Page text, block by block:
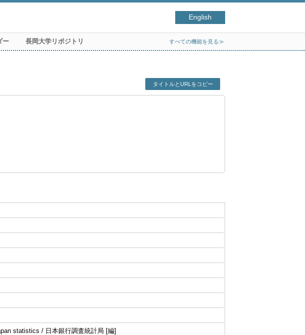
English
ー 長岡大学リポジトリ すべての機能を見る≫
タイトルとURLをコピー
statistics / 日本銀行調査統計局 [編]